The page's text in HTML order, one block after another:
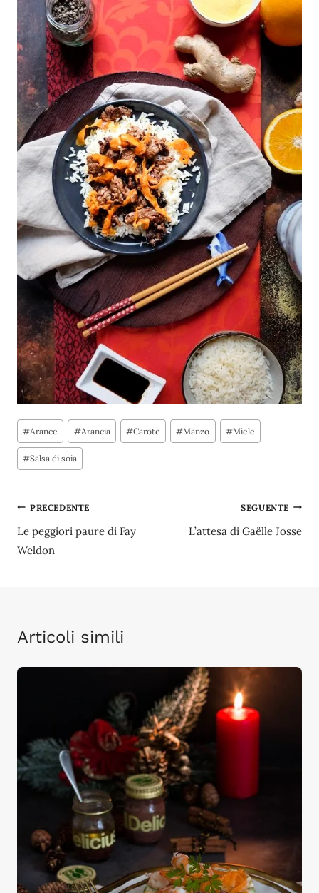
Tag
articolo:
#Arance #Arancia #Carote #Manzo #Miele
#Salsa di soia
Navigazione
articoli
PRECEDENTE
Le peggiori paure di Fay
Weldon
SEGUENTE
L’attesa di Gaëlle Josse
Articoli simili